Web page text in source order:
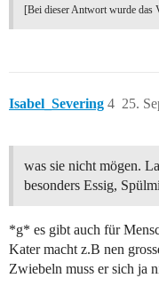
[Bei dieser Antwort wurde das
Isabel_Severing 25.
4
was sie nicht mögen.
besonders Essig,
*g* es gibt auch für
Kater macht z.B nen
Zwiebeln muss er sich ja